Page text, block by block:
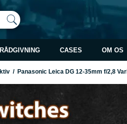
RÅDGIVNING CASES OM OS
/ Panasonic Leica DG 12-35mm f/2,8